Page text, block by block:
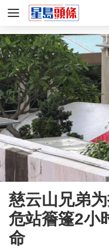
慈云山兄弟
危站簷篷2小
命